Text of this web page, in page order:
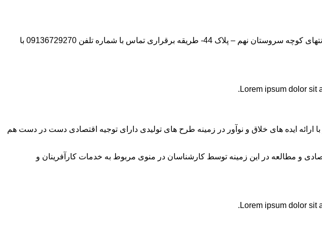
آدرس شرکت:استان تهران- شهر پیشوا- روبروی درب دانشگاه آزاد واحد ورامین – پیشوا – خیابان سروستان- انتهای کوچه سروستان نهم – پلاک 44- طریقه برقراری تماس با شماره تلفن 09136729270 با
Lorem ipsum dolor sit
ارائه ایده های خلاق و نوآور در زمینه طرح های تولیدی دارای توجیه اقتصادی دست در دست هم
و مطالعه در این زمینه توسط کارشناسان در منوی مربوط به خدمات کارآفرینان و
Lorem ipsum dolor sit